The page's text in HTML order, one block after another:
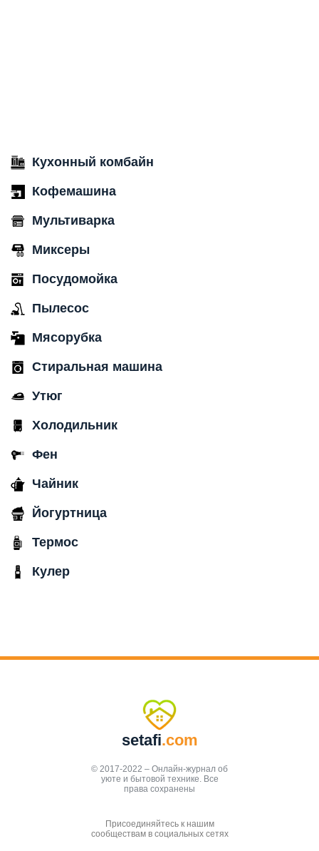
Кухонный комбайн
Кофемашина
Мультиварка
Миксеры
Посудомойка
Пылесос
Мясорубка
Стиральная машина
Утюг
Холодильник
Фен
Чайник
Йогуртница
Термос
Кулер
setafi.com
© 2017-2022 – Онлайн-журнал об
уюте и бытовой технике. Все
права сохранены
Присоединяйтесь к нашим
сообществам в социальных сетях